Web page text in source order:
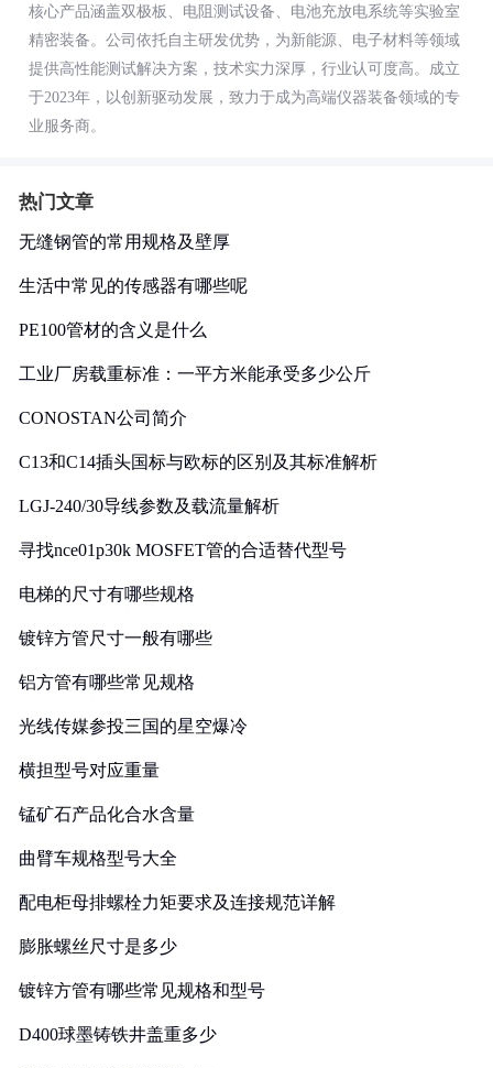
核心产品涵盖双极板、电阻测试设备、电池充放电系统等实验室
精密装备。公司依托自主研发优势，为新能源、电子材料等领域
提供高性能测试解决方案，技术实力深厚，行业认可度高。成立
于2023年，以创新驱动发展，致力于成为高端仪器装备领域的专
业服务商。
热门文章
无缝钢管的常用规格及壁厚
生活中常见的传感器有哪些呢
PE100管材的含义是什么
工业厂房载重标准：一平方米能承受多少公斤
CONOSTAN公司简介
C13和C14插头国标与欧标的区别及其标准解析
LGJ-240/30导线参数及载流量解析
寻找nce01p30k MOSFET管的合适替代型号
电梯的尺寸有哪些规格
镀锌方管尺寸一般有哪些
铝方管有哪些常见规格
光线传媒参投三国的星空爆冷
横担型号对应重量
锰矿石产品化合水含量
曲臂车规格型号大全
配电柜母排螺栓力矩要求及连接规范详解
膨胀螺丝尺寸是多少
镀锌方管有哪些常见规格和型号
D400球墨铸铁井盖重多少